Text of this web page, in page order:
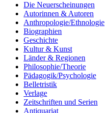
Die Neuerscheinungen
Autorinnen & Autoren
Anthropologie/Ethnologie
Biographien
Geschichte
Kultur & Kunst
Länder & Regionen
Philosophie/Theorie
Pädagogik/Psychologie
Belletristik
Verlage
Zeitschriften und Serien
Antiquariat